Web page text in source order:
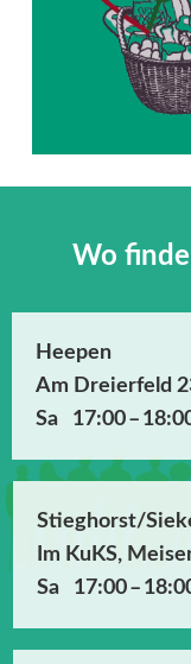
Wo
Heepen
Am Dreierfeld
Sa 17:00 –
Stieghorst/‌
Im KuKS,
Sa 17:00 –